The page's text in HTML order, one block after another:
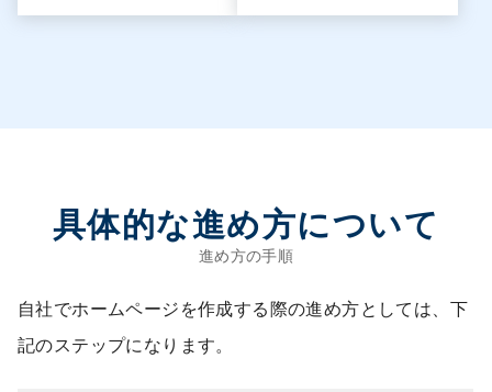
具体的な進め方について
自社でホームページを作成する際の進め方としては、下
記のステップになります。